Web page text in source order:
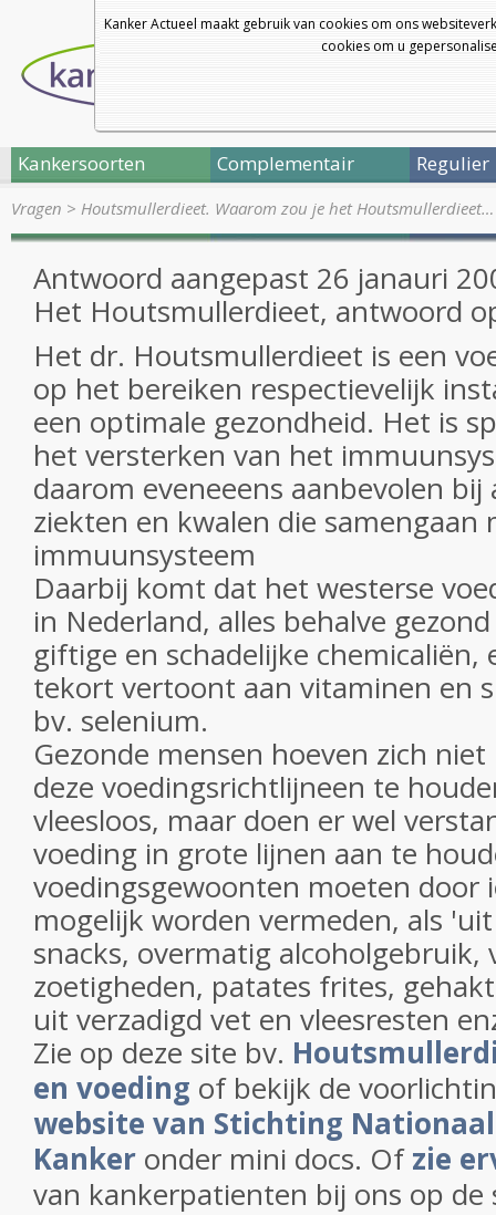
Kanker Actueel maakt gebruik van cookies om ons
cookies om u
Kankersoorten Complementair Regulier
Vragen > Houtsmullerdieet. Waarom zou je het Houtsmullerdieet…
Antwoord aangepast 26 janauri
Het Houtsmullerdieet, antwoord
Het dr. Houtsmullerdieet is een
op het bereiken respectievelijk
een optimale gezondheid. Het is
het versterken van het
daarom eveneeens aanbevolen bij
ziekten en kwalen die samengaan
immuunsysteem
Daarbij komt dat het westerse
in Nederland, alles behalve
giftige en schadelijke chemicaliën,
tekort vertoont aan vitaminen en
bv. selenium.
Gezonde mensen hoeven zich
deze voedingsrichtlijneen te
vleesloos, maar doen er wel
voeding in grote lijnen aan te
voedingsgewoonten moeten door
mogelijk worden vermeden, als
snacks, overmatig alcoholgebruik,
zoetigheden, patates frites,
uit verzadigd vet en vleesresten
Zie op deze site bv.
en voeding of bekijk de
website van Stichting
Kanker onder mini docs. Ofzie
van kankerpatienten bij ons op de